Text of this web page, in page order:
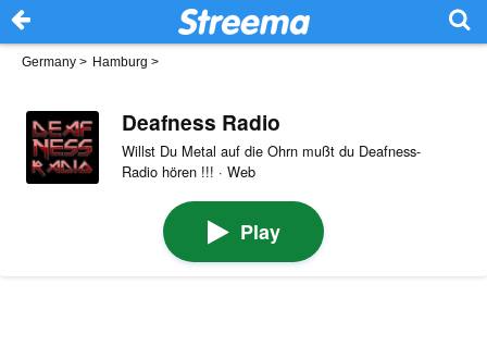
Germany > Hamburg >
Deafness Radio
Willst Du Metal auf die Ohrn mußt du Deafness-
Radio hören !!! · Web
Play